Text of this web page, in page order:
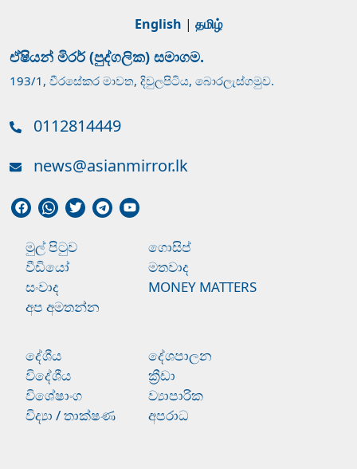
English | தமிழ்
ඒෂියන් මිරර් (පුද්ගලික) සමාගම.
193/1, වීරසේකර මාවත, දිවුලපිටිය, බොරලැස්ගමුව.
0112814449
news@asianmirror.lk
මුල් පිටුව
ගොසිප්
වීඩියෝ
මතවාද
සංවාද
MONEY MATTERS
අප අමතන්න
දේශීය
දේශපාලන
විදේශීය
ක්‍රීඩා
විශේෂාංග
ව්‍යාපාරික
විද්‍යා / තාක්ෂණ
අපරාධ